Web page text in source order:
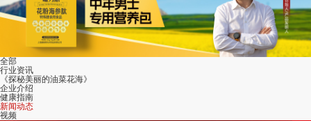
全部
行业资讯
《探秘美丽的油菜花海》
企业介绍
健康指南
新闻动态
视频